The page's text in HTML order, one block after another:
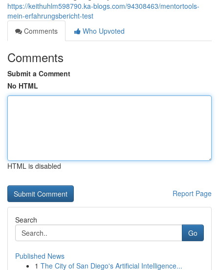
https://keithuhlm598790.ka-blogs.com/94308463/mentortools-
mein-erfahrungsbericht-test
Comments
Who Upvoted
Comments
Submit a Comment
No HTML
HTML is disabled
Report Page
Search
Go
Published News
1 The City of San Diego's Artificial Intelligence...